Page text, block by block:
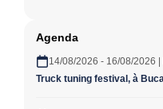
Agenda
14/08/2026 - 16/08/2026
Truck tuning festival, à